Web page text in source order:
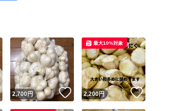
いいね！
2,700円 いいね！
2,200円 いいね！
最大10%対象